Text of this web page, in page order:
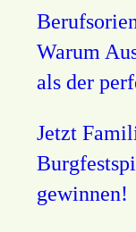
Warum
als der
Jetzt
gewinnen!